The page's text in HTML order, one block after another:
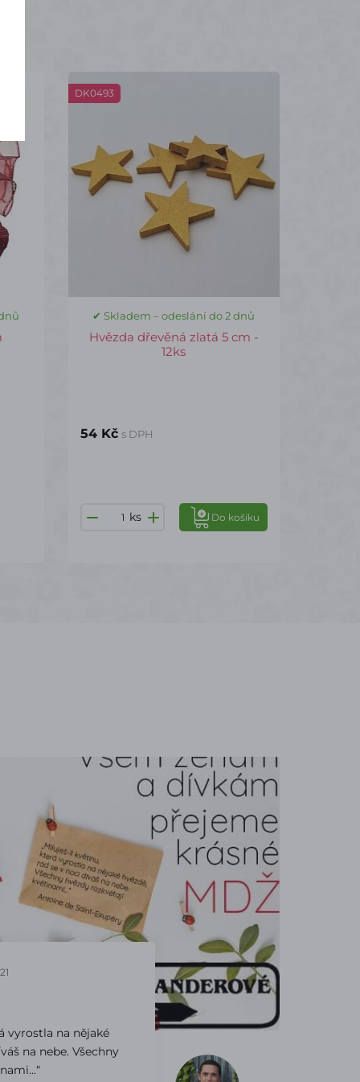
DK0493
✔ Skladem – odeslání do 2 dnů
Hvězda dřevěná zlatá 5 cm -
12ks
54 Kč s DPH
ks Do košíku
vyrostla na nějaké
na nebe. Všechny